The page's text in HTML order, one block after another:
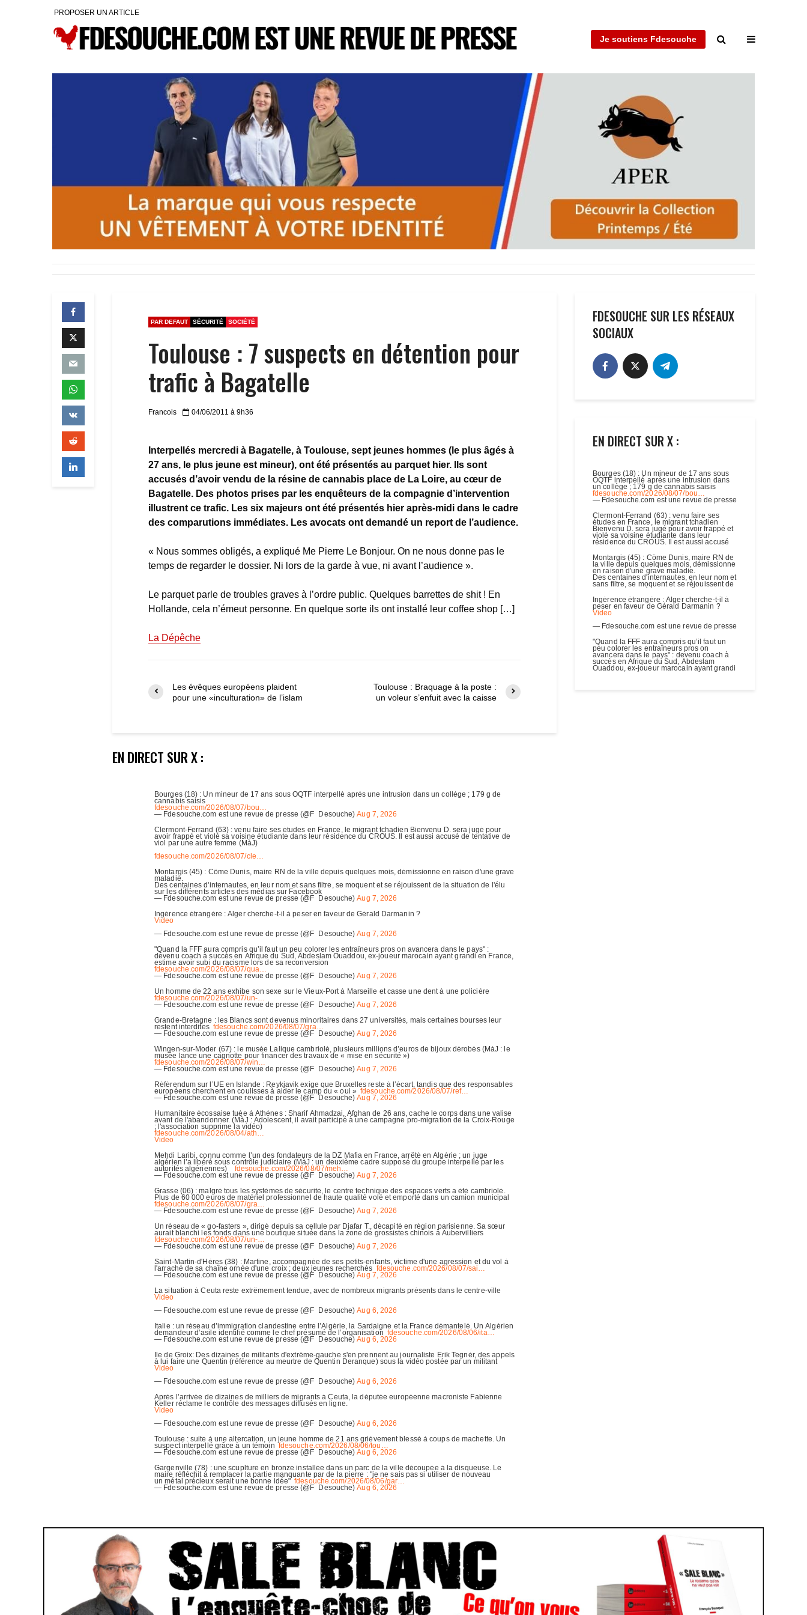
PROPOSER UN ARTICLE
Je soutiens Fdesouche
PAR DEFAUT SÉCURITÉ SOCIÉTÉ
Toulouse : 7 suspects en détention pour
trafic à Bagatelle
Francois 04/06/2011 à 9h36
Interpellés mercredi à Bagatelle, à Toulouse, sept jeunes hommes (le plus âgés à
27 ans, le plus jeune est mineur), ont été présentés au parquet hier. Ils sont
accusés d’avoir vendu de la résine de cannabis place de La Loire, au cœur de
Bagatelle. Des photos prises par les enquêteurs de la compagnie d’intervention
illustrent ce trafic. Les six majeurs ont été présentés hier après-midi dans le cadre
des comparutions immédiates. Les avocats ont demandé un report de l’audience.
« Nous sommes obligés, a expliqué Me Pierre Le Bonjour. On ne nous donne pas le
temps de regarder le dossier. Ni lors de la garde à vue, ni avant l’audience ».
Le parquet parle de troubles graves à l’ordre public. Quelques barrettes de shit ! En
Hollande, cela n’émeut personne. En quelque sorte ils ont installé leur coffee shop […]
La Dépêche
Les évêques européens plaident
pour une «inculturation» de l’islam
Toulouse : Braquage à la poste :
un voleur s’enfuit avec la caisse
EN DIRECT SUR X :
FDESOUCHE SUR LES RÉSEAUX
SOCIAUX
EN DIRECT SUR X :